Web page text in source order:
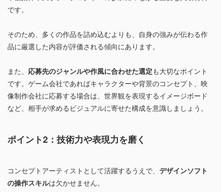
です。
そのため、多くの作品を詰め込むよりも、自身の強みが伝わる作
品に厳選した内容が評価される傾向にあります。
また、 応募先のジャンルや作風に合わせた選定も大切なポイント
です。ゲーム会社であればキャラクターや背景のコンセプト、映
像制作会社に応募する場合は、世界観を表現するイメージボード
など、相手が求めるビジュアルに寄せた構成を意識しましょう。
ポイント2：技術力や表現力を磨く
コンセプトアーティストとして活躍するうえで、 デザインソフト
の操作スキルは欠かせません。